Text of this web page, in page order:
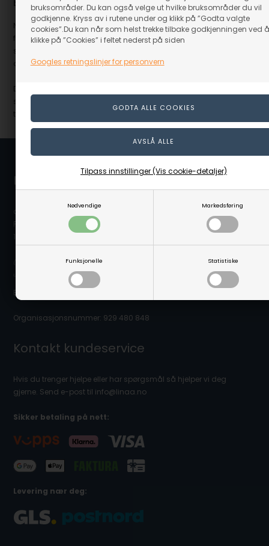
bruksområder. Du kan også velge ut hvilke bruksområder du vil
godkjenne. Kryss av i rutene under og klikk på ”Godta valgte
cookies”.Du kan når som helst trekke tilbake godkjenningen ved å
klikke på ”Cookies” i feltet nederst på siden
Googles retningslinjer for personvern
Nødvendige Markedsføring
Funksjonelle Statistiske
Tilpass innstillinger (Vis cookie-detaljer)
Når rammene er tydelige og utstyret er i orden, blir det lettere å
fokusere på selve aktiviteten. En redningsvest er derfor ikke bare et
sikkerhetsprodukt, men også en del av forberedelsen til gode
opplevelser ved vannet – både i undervisning og fritid.
Det gir et rolig og oversiktlig utgangspunkt når barn og voksne
sammen beveger seg ut for å undersøke, lære og oppleve naturen
tett på vannet.
Linå / Linaa.no
c/o Scanvisio AS
Postboks 80
1917 Ytre Enebakk
(Ovennevnte adresse er en postboksadresse. Det er ikke noe
utstillingslokale/butikk på adressen eller mulighet for å hente varer.)
E-post: info@linaa.no
Organisasjonsnummer: 929 480 848
Kontakt kundeservice
Hvis du trenger hjelpe eller har spørgsmål så hjelper vi deg
gjerne. Send e-post til info@linaa.no
Sikker betaling på nett:
Levering nær deg: